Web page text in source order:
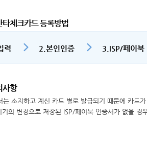
타체크카드 등록방법
력 2.본인인증 3.ISP/페이북
사항
는 소지하고 계신 카드 별로 발급되기 때문에 카드
의 변경으로 저장된 ISP/페이북 인증서가 없을 경